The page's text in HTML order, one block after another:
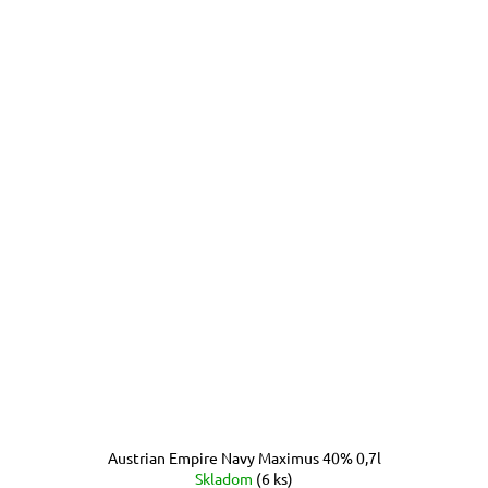
Austrian Empire Navy Maximus 40% 0,7l
Skladom (6 ks)